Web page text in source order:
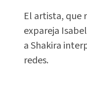
El artista, que
expareja
a Shakira
redes.